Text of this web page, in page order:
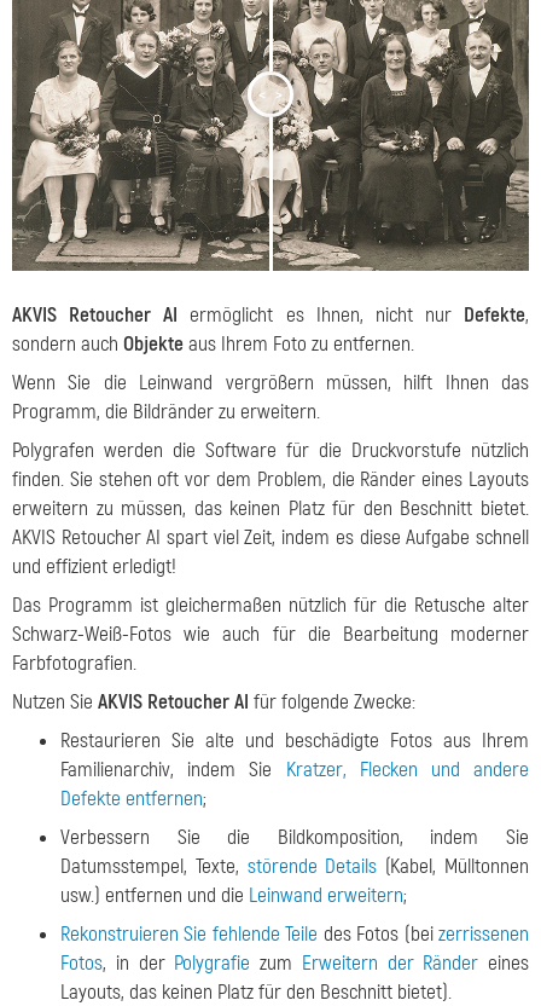
< >
AKVIS Retoucher AI ermöglicht es Ihnen, nicht nur Defekte,
sondern auch Objekteaus Ihrem Foto zu entfernen.
Wenn Sie die Leinwand vergrößern müssen, hilft Ihnen das
Programm, die Bildränder zu erweitern.
Polygrafen werden die Software für die Druckvorstufe nützlich
finden. Sie stehen oft vor dem Problem, die Ränder eines Layouts
erweitern zu müssen, das keinen Platz für den Beschnitt bietet.
AKVIS Retoucher AI spart viel Zeit, indem es diese Aufgabe schnell
und effizient erledigt!
Das Programm ist gleichermaßen nützlich für die Retusche alter
Schwarz-Weiß-Fotos wie auch für die Bearbeitung moderner
Farbfotografien.
Nutzen Sie AKVIS Retoucher AI für folgende Zwecke:
Restaurieren Sie alte und beschädigte Fotos aus Ihrem
Familienarchiv, indem Sie Kratzer, Flecken und andere
Defekte entfernen;
Verbessern Sie die Bildkomposition, indem Sie
Datumsstempel, Texte, störende Details (Kabel, Mülltonnen
usw.) entfernen und die Leinwand erweitern;
Rekonstruieren Sie fehlende Teile des Fotos (beizerrissenen
Fotos, in der Polygrafie zum Erweitern der Ränder eines
Layouts, das keinen Platz für den Beschnitt bietet).